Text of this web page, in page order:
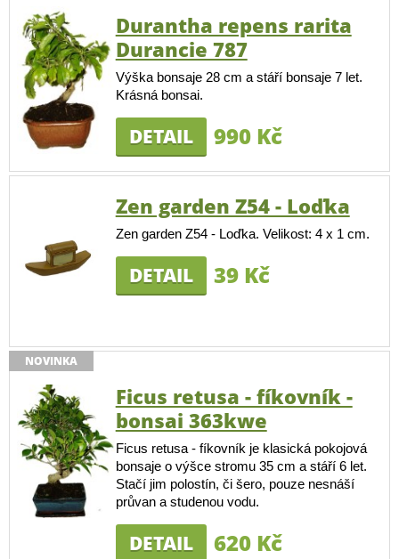
Durantha repens rarita
Durancie 787
Výška bonsaje 28 cm a stáří bonsaje 7 let.
Krásná bonsai.
DETAIL 990 Kč
Zen garden Z54 - Loďka
Zen garden Z54 - Loďka. Velikost: 4 x 1 cm.
DETAIL 39 Kč
NOVINKA
Ficus retusa - fíkovník -
bonsai 363kwe
Ficus retusa - fíkovník je klasická pokojová
bonsaje o výšce stromu 35 cm a stáří 6 let.
Stačí jim polostín, či šero, pouze nesnáší
průvan a studenou vodu.
DETAIL 620 Kč